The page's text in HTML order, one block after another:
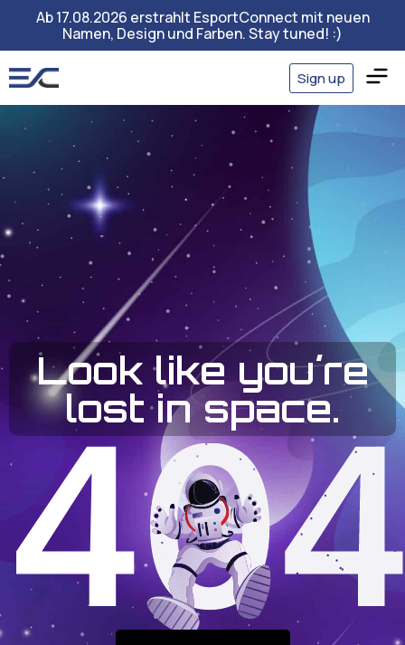
Ab 17.08.2026 erstrahlt EsportConnect mit neuen
Namen, Design und Farben. Stay tuned! :)
Sign up
Look like you´re
lost in space.